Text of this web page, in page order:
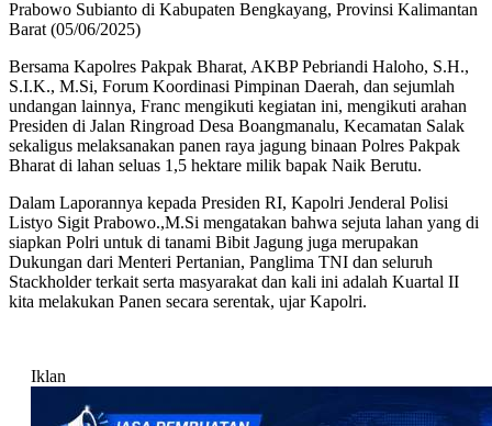
Prabowo Subianto di Kabupaten Bengkayang, Provinsi Kalimantan
Barat (05/06/2025)
Bersama Kapolres Pakpak Bharat, AKBP Pebriandi Haloho, S.H.,
S.I.K., M.Si, Forum Koordinasi Pimpinan Daerah, dan sejumlah
undangan lainnya, Franc mengikuti kegiatan ini, mengikuti arahan
Presiden di Jalan Ringroad Desa Boangmanalu, Kecamatan Salak
sekaligus melaksanakan panen raya jagung binaan Polres Pakpak
Bharat di lahan seluas 1,5 hektare milik bapak Naik Berutu.
Dalam Laporannya kepada Presiden RI, Kapolri Jenderal Polisi
Listyo Sigit Prabowo.,M.Si mengatakan bahwa sejuta lahan yang di
siapkan Polri untuk di tanami Bibit Jagung juga merupakan
Dukungan dari Menteri Pertanian, Panglima TNI dan seluruh
Stackholder terkait serta masyarakat dan kali ini adalah Kuartal II
kita melakukan Panen secara serentak, ujar Kapolri.
Iklan